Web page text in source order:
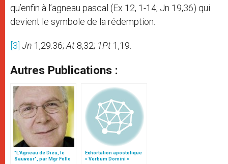
qu’enfin à l’agneau pascal (Ex 12, 1-14; Jn 19,36) qui
devient le symbole de la rédemption.
[3] Jn 1,29.36; At 8,32; 1Pt 1,19.
Autres Publications :
"L’Agneau de Dieu, le
Sauveur", par Mgr Follo
Exhortation apostolique
« Verbum Domini »